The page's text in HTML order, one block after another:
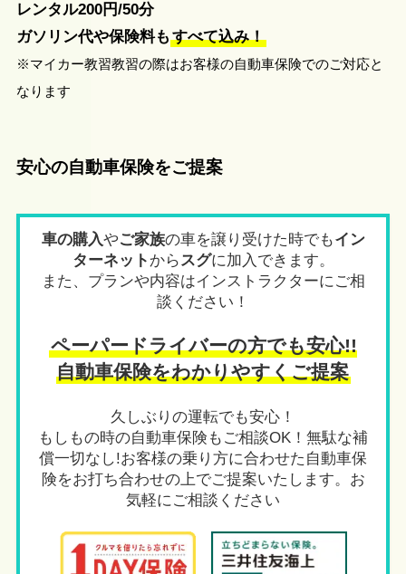
レンタル200円/50分
ガソリン代や保険料も すべて込み！
※マイカー教習教習の際はお客様の自動車保険でのご対応と
なります
安心の自動車保険をご提案
車の購入やご家族の車を譲り受けた時でもイン
ターネット から スグに加入できます。
また、プランや内容はインストラクターにご相
談ください！
ペーパードライバーの方でも安心!!
自動車保険をわかりやすくご提案
久しぶりの運転でも安心！
もしもの時の自動車保険もご相談OK！無駄な補
償一切なし!お客様の乗り方に合わせた自動車保
険をお打ち合わせの上でご提案いたします。お
気軽にご相談ください